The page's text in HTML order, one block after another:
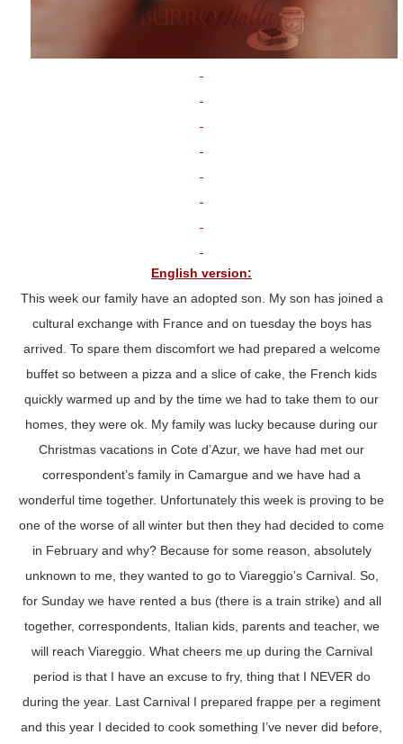
English version:
This week our family have an adopted son. My son has joined a
cultural exchange with France and on tuesday the boys has
arrived. To spare them discomfort we had prepared a welcome
buffet so between a pizza and a slice of cake, the French kids
quickly warmed up and by the time we had to take them to our
homes, they were ok. My family was lucky because during our
Christmas vacations in Cote d’Azur, we have had met our
correspondent’s family in Camargue and we have had a
wonderful time together. Unfortunately this week is proving to be
one of the worse of all winter but then they had decided to come
in February and why? Because for some reason, absolutely
unknown to me, they wanted to go to Viareggio’s Carnival. So,
for Sunday we have rented a bus (there is a train strike) and all
together, correspondents, Italian kids, parents and teacher, we
will reach Viareggio. What cheers me up during the Carnival
period is that I have an excuse to fry, thing that I NEVER do
during the year. Last Carnival I prepared frappe per a regiment
and this year I decided to cook something I’ve never did before,